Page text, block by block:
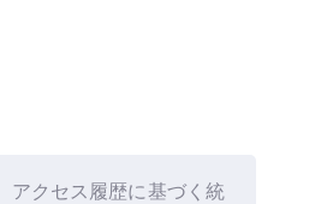
アクセス履歴に基づく統